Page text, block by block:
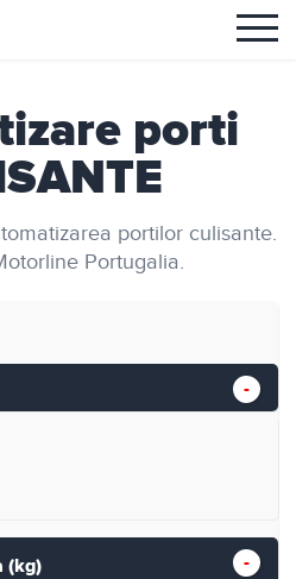
porti
portilor culisante.
Portugalia.
(kg)